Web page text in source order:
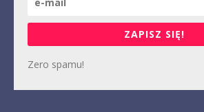
ZAPISZ SIĘ!
Zero spamu!